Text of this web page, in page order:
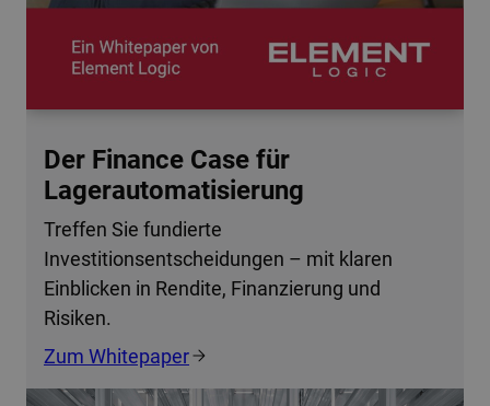
Der Finance Case für
Lagerautomatisierung
Treffen Sie fundierte
Investitionsentscheidungen – mit klaren
Einblicken in Rendite, Finanzierung und
Risiken.
Zum Whitepaper